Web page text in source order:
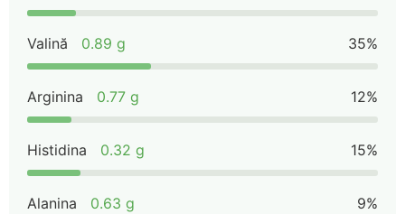
Valină 0.89 g 35%
Arginina 0.77 g 12%
Histidina 0.32 g 15%
Alanina 0.63 g 9%